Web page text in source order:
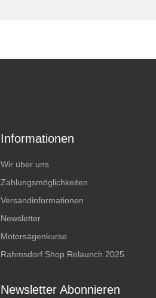
Informationen
Wir über uns
Zahlungsmöglichkeiten
Versandinformationen
Newsletter
Motorsägenkurse
Rahmsdorf Shop Relaunch 2025
Newsletter Abonnieren